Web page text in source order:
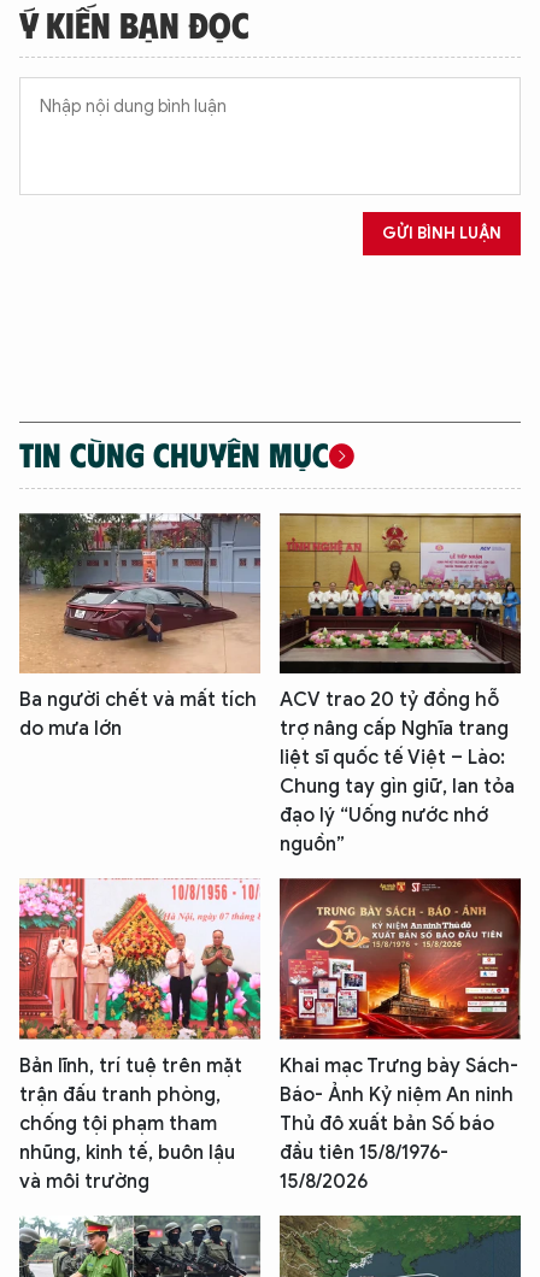
Ý KIẾN BẠN ĐỌC
GỬI BÌNH LUẬN
TIN CÙNG CHUYÊN MỤC
Ba người chết và mất tích
do mưa lớn
ACV trao 20 tỷ đồng hỗ
trợ nâng cấp Nghĩa trang
liệt sĩ quốc tế Việt – Lào:
Chung tay gìn giữ, lan tỏa
đạo lý “Uống nước nhớ
nguồn”
Bản lĩnh, trí tuệ trên mặt
trận đấu tranh phòng,
chống tội phạm tham
nhũng, kinh tế, buôn lậu
và môi trường
Khai mạc Trưng bày Sách-
Báo- Ảnh Kỷ niệm An ninh
Thủ đô xuất bản Số báo
đầu tiên 15/8/1976-
15/8/2026